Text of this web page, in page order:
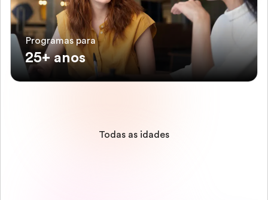
Programas para
25+ anos
Todas as idades